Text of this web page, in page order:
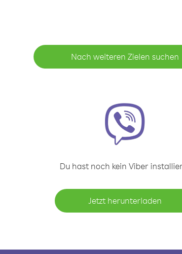
Nach weiteren Zielen suchen
Du hast noch kein Viber
Jetzt herunterladen